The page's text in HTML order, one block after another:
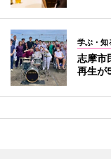
学ぶ・知
志摩市
再生が